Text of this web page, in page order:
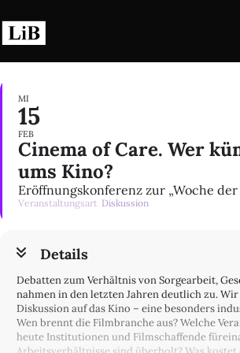
Inhalt
springen
MI
15
FEB
Cinema of Care. Wer
ums Kino?
Eröffnungskonferenz zur „Woche
Veranstaltungsart Diskussion
Details
Debatten zum Verhältnis von Sorgearbeit,
nahmen in den letzten Jahren deutlich zu.
Diskussion auf das Kino – eine besonders
Wen brennt die Filmbranche aus? Welche
heute Institutionen und Filmschaffende